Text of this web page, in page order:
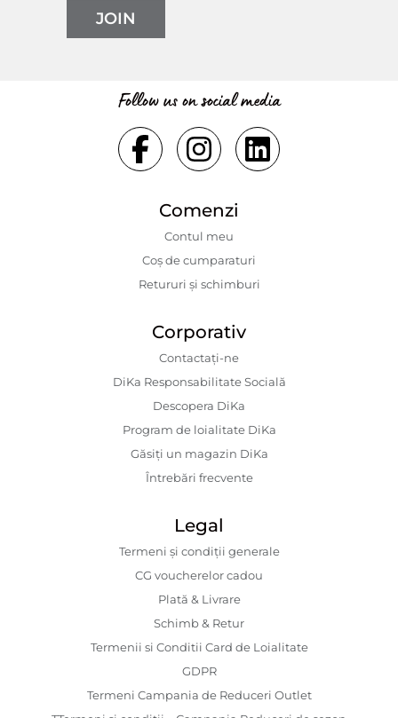
JOIN
Follow us on social media
Comenzi
Contul meu
Coș de cumparaturi
Retururi și schimburi
Corporativ
Contactaţi-ne
DiKa Responsabilitate Socială
Descopera DiKa
Program de loialitate DiKa
Găsiți un magazin DiKa
Întrebări frecvente
Legal
Termeni și condiții generale
CG voucherelor cadou
Plată & Livrare
Schimb & Retur
Termenii si Conditii Card de Loialitate
GDPR
Termeni Campania de Reduceri Outlet